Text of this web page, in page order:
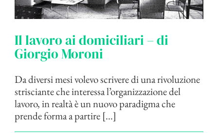
Il lavoro ai domiciliari – di
Giorgio Moroni
Da diversi mesi volevo scrivere di una rivoluzione
strisciante che interessa l’organizzazione del
lavoro, in realtà è un nuovo paradigma che
prende forma a partire [...]